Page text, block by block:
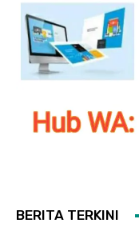
BERITA TERKINI